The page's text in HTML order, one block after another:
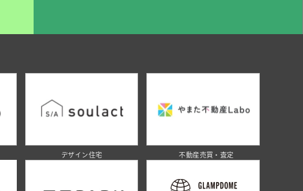
デザイン住宅 不動産売買・査定